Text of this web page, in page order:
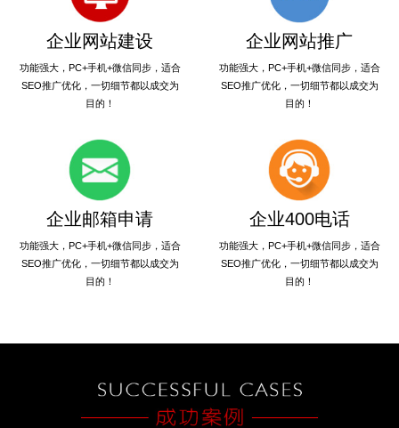
企业网站建设
功能强大，PC+手机+微信同步，适合
SEO推广优化，一切细节都以成交为
目的！
企业网站推广
功能强大，PC+手机+微信同步，适合
SEO推广优化，一切细节都以成交为
目的！
企业邮箱申请
功能强大，PC+手机+微信同步，适合
SEO推广优化，一切细节都以成交为
目的！
企业400电话
功能强大，PC+手机+微信同步，适合
SEO推广优化，一切细节都以成交为
目的！